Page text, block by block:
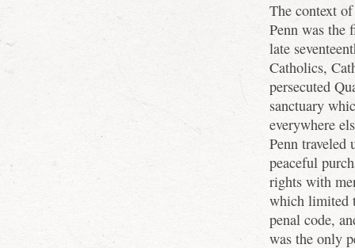
The context
Penn was the
late
Catholics,
persecuted
sanctuary
everywhere
Penn traveled
peaceful
rights with
which limited
penal code,
was the only